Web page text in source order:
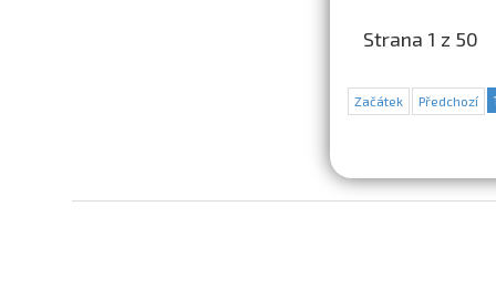
Strana 1 z 50
Začátek Předchozí